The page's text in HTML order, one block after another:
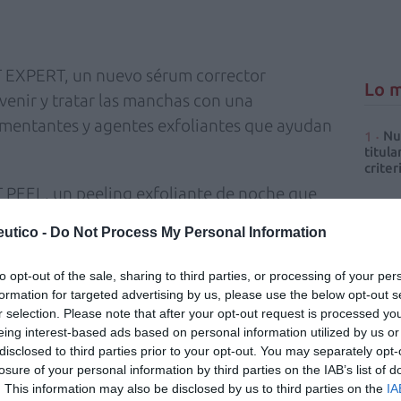
- Do Not Process My Personal Information
opt-out of the sale, sharing to third parties, or processing of your
for targeted advertising by us, please use the below opt-out
selection. Please note that after your opt-out request is processed
interest-based ads based on personal information utilized by us
to third parties prior to your opt-out. You may separately
of your personal information by third parties on the IAB’s list of
This information may also be disclosed by us to third parties on the
un nuevo sérum corrector
y tratar las manchas con una
y agentes exfoliantes que ayudan
PEEL, un peeling exfoliante de noche que
atenuando arrugas y manchas.
provocado por el sol) hemos de
PIGMENT EXPERT y NIGHT PEEL se
punto, el de corregir las posibles manchas
un tono de piel uniforme.
Lo
La